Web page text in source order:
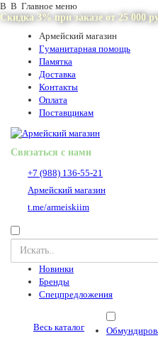
В В Главное меню
Скидка 3% при заказе от 25 000
Армейский магазин
Гуманитарная помощь
Памятка
Доставка
Контакты
Оплата
Поставщикам
Связаться с нами
+7 (988) 136-55-21
Армейский магазин
t.me/armeiskiim
Новинки
Бренды
Спецпредложения
Весь каталог